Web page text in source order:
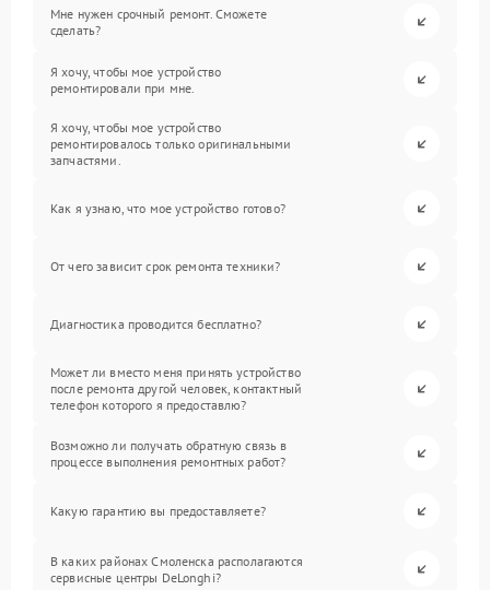
Мне нужен срочный ремонт. Сможете
сделать?
Я хочу, чтобы мое устройство
ремонтировали при мне.
Я хочу, чтобы мое устройство
ремонтировалось только оригинальными
запчастями.
Как я узнаю, что мое устройство готово?
От чего зависит срок ремонта техники?
Диагностика проводится бесплатно?
Может ли вместо меня принять устройство
после ремонта другой человек, контактный
телефон которого я предоставлю?
Возможно ли получать обратную связь в
процессе выполнения ремонтных работ?
Какую гарантию вы предоставляете?
В каких районах Смоленска располагаются
сервисные центры DeLonghi?